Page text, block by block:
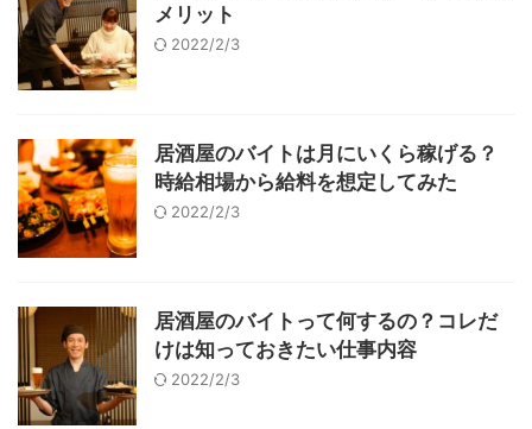
メリット
2022/2/3
居酒屋のバイトは月にいくら稼げる？
時給相場から給料を想定してみた
2022/2/3
居酒屋のバイトって何するの？コレだ
けは知っておきたい仕事内容
2022/2/3